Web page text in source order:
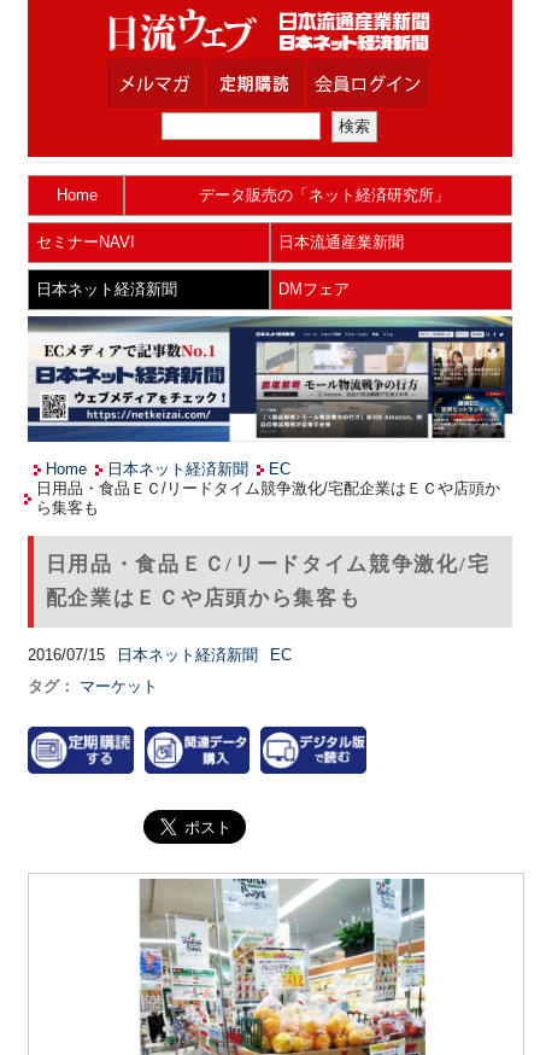
Home データ販売の「ネット経済研究所」
セミナーNAVI 日本流通産業新聞
日本ネット経済新聞 DMフェア
Home 日本ネット経済新聞
EC
日用品・食品ＥＣ/リードタイム競争激化/宅配企業はＥＣや店頭か
ら集客も
日用品・食品ＥＣ/リードタイム競争激化/宅
配企業はＥＣや店頭から集客も
2016/07/15 日本ネット経済新聞
EC
タグ：
マーケット